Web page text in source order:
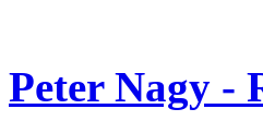
Peter Nagy -